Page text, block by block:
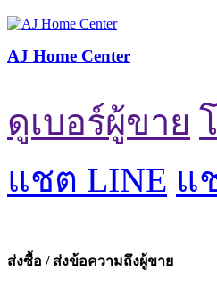
AJ Home Center
ดูเบอร์ผู้ขาย
แชต LINE แ
ส่งซื้อ / ส่งข้อความถึงผู้ขาย